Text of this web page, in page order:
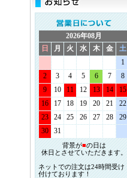
2026年08月
日
月 火 水 木 金
土
1
2
3 4 5 6 7
8
9
10 11 12 13 14
15
16
17 18 19 20 21
22
23
24 25 26 27 28
29
30
31
背景が■の日は
休日とさせていただきます。
ネットでの注文は24時間受け
付けております！